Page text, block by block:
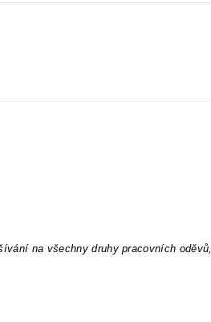
na všechny druhy pracovních oděvů,